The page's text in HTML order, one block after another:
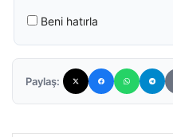
Beni hatırla
Paylaş: